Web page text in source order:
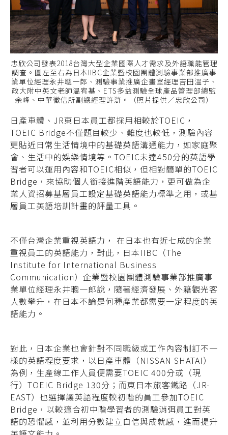
忠欣公司發表2018台灣大型企業國際人才需求及外語職能管理
調查。圖左至右為日本IIBC企業暨校園團體測驗事業部推廣事
業單位經理永井聰一郎、測驗事業推廣企畫室經理吉田溫子、
政大附中英文老師溫宥基、ETS多益測驗全球產品管理部總監
余峰、中華徵信所副總經理許滸。（照片提供／忠欣公司）
日產車體、JR東日本員工都採用相較於TOEIC，
TOEIC Bridge不僅題目較少、難度也較低，測驗內容
更貼近日常生活情境中的基礎英語溝通能力，如家庭聚
會、生活中的娛樂情境等。TOEIC未達450分的英語學
習者可以運用內容和TOEIC相似，但相對簡單的TOEIC
Bridge，來協助個人銜接進階英語能力，更可做為企
業人資招募基層員工設定基礎英語能力標準之用，或基
層員工英語培訓計畫的評量工具。
不僅台灣企業重視英語力， 在日本也有近七成的企業
重視員工的英語能力，對此，日本IIBC（The
Institute for International Business
Communication）企業暨校園團體測驗事業部推廣事
業單位經理永井聰一郎說，隨著經濟發展、外籍觀光客
人數攀升，在日本不論是何種產業都需要一定程度的英
語能力。
對此，日本企業也會針對不同職級或工作內容制訂不一
樣的英語程度要求，以日產車體（NISSAN SHATAI）
為例，生產線工作人員便需要TOEIC 400分或（現
行）TOEIC Bridge 130分；而東日本旅客鐵路（JR-
EAST）也選擇讓英語程度較初階的員工參加TOEIC
Bridge，以較適合初中階學習者的測驗消弭員工對英
語的恐懼感，並利用分數建立自信與成就感，進而提升